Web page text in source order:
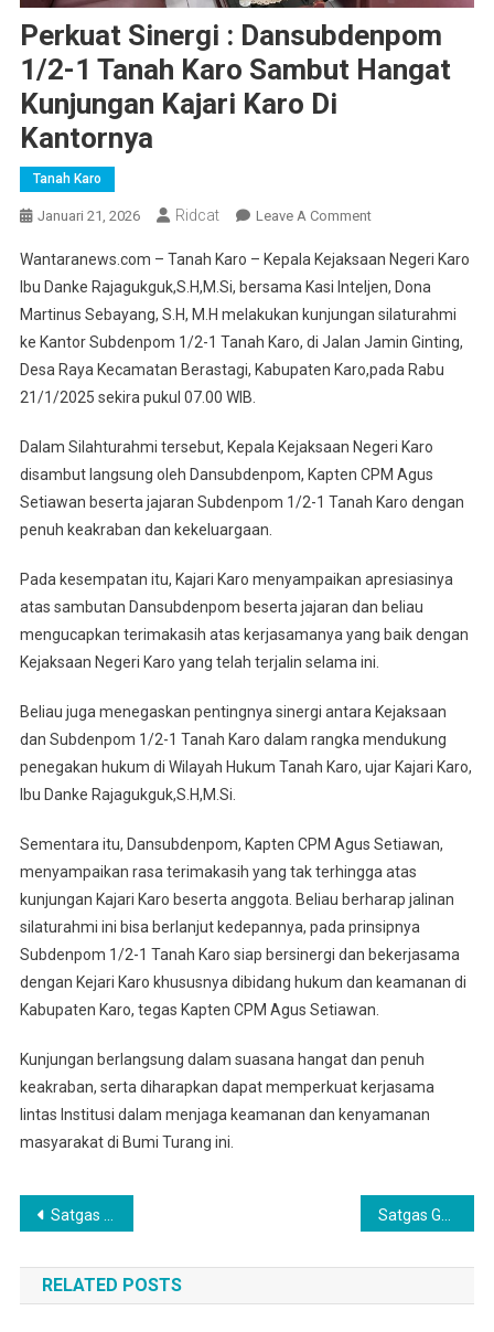
Perkuat Sinergi : Dansubdenpom
1/2-1 Tanah Karo Sambut Hangat
Kunjungan Kajari Karo Di
Kantornya
Tanah Karo
Januari 21, 2026 Ridcat Leave A CommentOn
Sinergi
:
Dansubdenpom
1/2-
1
Sambut
Hangat
Kunjungan
Wantaranews.com – Tanah Karo – Kepala Kejaksaan Negeri Karo
Ibu Danke Rajagukguk,S.H,M.Si, bersama Kasi Inteljen, Dona
Martinus Sebayang, S.H, M.H melakukan kunjungan silaturahmi
ke Kantor Subdenpom 1/2-1 Tanah Karo, di Jalan Jamin Ginting,
Desa Raya Kecamatan Berastagi, Kabupaten Karo,pada Rabu
21/1/2025 sekira pukul 07.00 WIB.
Dalam Silahturahmi tersebut, Kepala Kejaksaan Negeri Karo
disambut langsung oleh Dansubdenpom, Kapten CPM Agus
Setiawan beserta jajaran Subdenpom 1/2-1 Tanah Karo dengan
penuh keakraban dan kekeluargaan.
Pada kesempatan itu, Kajari Karo menyampaikan apresiasinya
atas sambutan Dansubdenpom beserta jajaran dan beliau
mengucapkan terimakasih atas kerjasamanya yang baik dengan
Kejaksaan Negeri Karo yang telah terjalin selama ini.
Beliau juga menegaskan pentingnya sinergi antara Kejaksaan
dan Subdenpom 1/2-1 Tanah Karo dalam rangka mendukung
penegakan hukum di Wilayah Hukum Tanah Karo, ujar Kajari Karo,
Ibu Danke Rajagukguk,S.H,M.Si.
Sementara itu, Dansubdenpom, Kapten CPM Agus Setiawan,
menyampaikan rasa terimakasih yang tak terhingga atas
kunjungan Kajari Karo beserta anggota. Beliau berharap jalinan
silaturahmi ini bisa berlanjut kedepannya, pada prinsipnya
Subdenpom 1/2-1 Tanah Karo siap bersinergi dan bekerjasama
dengan Kejari Karo khususnya dibidang hukum dan keamanan di
Kabupaten Karo, tegas Kapten CPM Agus Setiawan.
Kunjungan berlangsung dalam suasana hangat dan penuh
keakraban, serta diharapkan dapat memperkuat kerjasama
lintas Institusi dalam menjaga keamanan dan kenyamanan
masyarakat di Bumi Turang ini.
Navigasi
pos
Satgas Gulbencal Kodam I/BB Rampungkan Pembersihan SDN 152983 Hutanabolon I, Kegiatan Belajar Mengajar Kembali Aktif Satgas Gulbencal Kodam I/BB Bersihkan SDN 100704 Hutagodang, Sekolah Kembali Digunakan
RELATED POSTS